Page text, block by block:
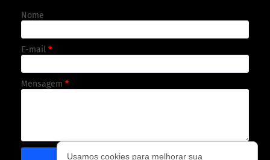
Nome
E-mail *
Mensagem *
Usamos cookies para melhorar sua